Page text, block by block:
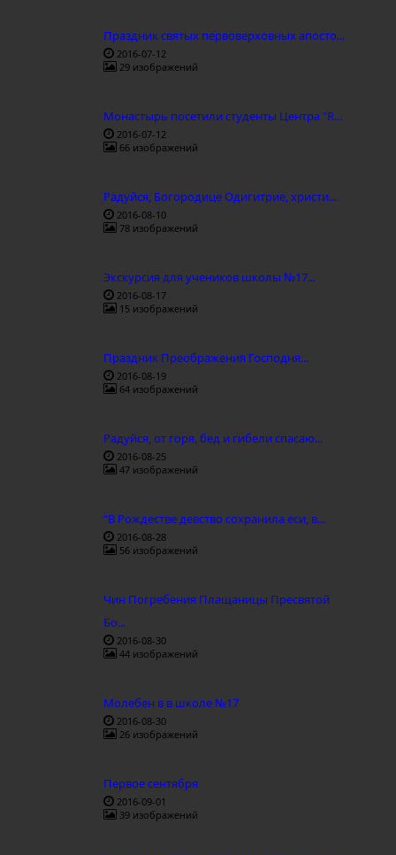
Праздник святых первоверховных апосто...
2016-07-12
29 изображений
Монастырь посетили студенты Центра "R...
2016-07-12
66 изображений
Радуйся, Богородице Одигитрие, христи...
2016-08-10
78 изображений
Экскурсия для учеников школы №17...
2016-08-17
15 изображений
Праздник Преображения Господня...
2016-08-19
64 изображений
Радуйся, от горя, бед и гибели спасаю...
2016-08-25
47 изображений
“В Рождестве девство сохранила еси, в...
2016-08-28
56 изображений
Чин Погребения Плащаницы Пресвятой
Бо...
2016-08-30
44 изображений
Молебен в в школе №17
2016-08-30
26 изображений
Первое сентября
2016-09-01
39 изображений